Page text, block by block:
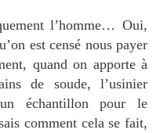
l’homme… Oui,
est censé nous payer
quand on apporte à
de soude, l’usinier
échantillon pour le
comment cela se fait,